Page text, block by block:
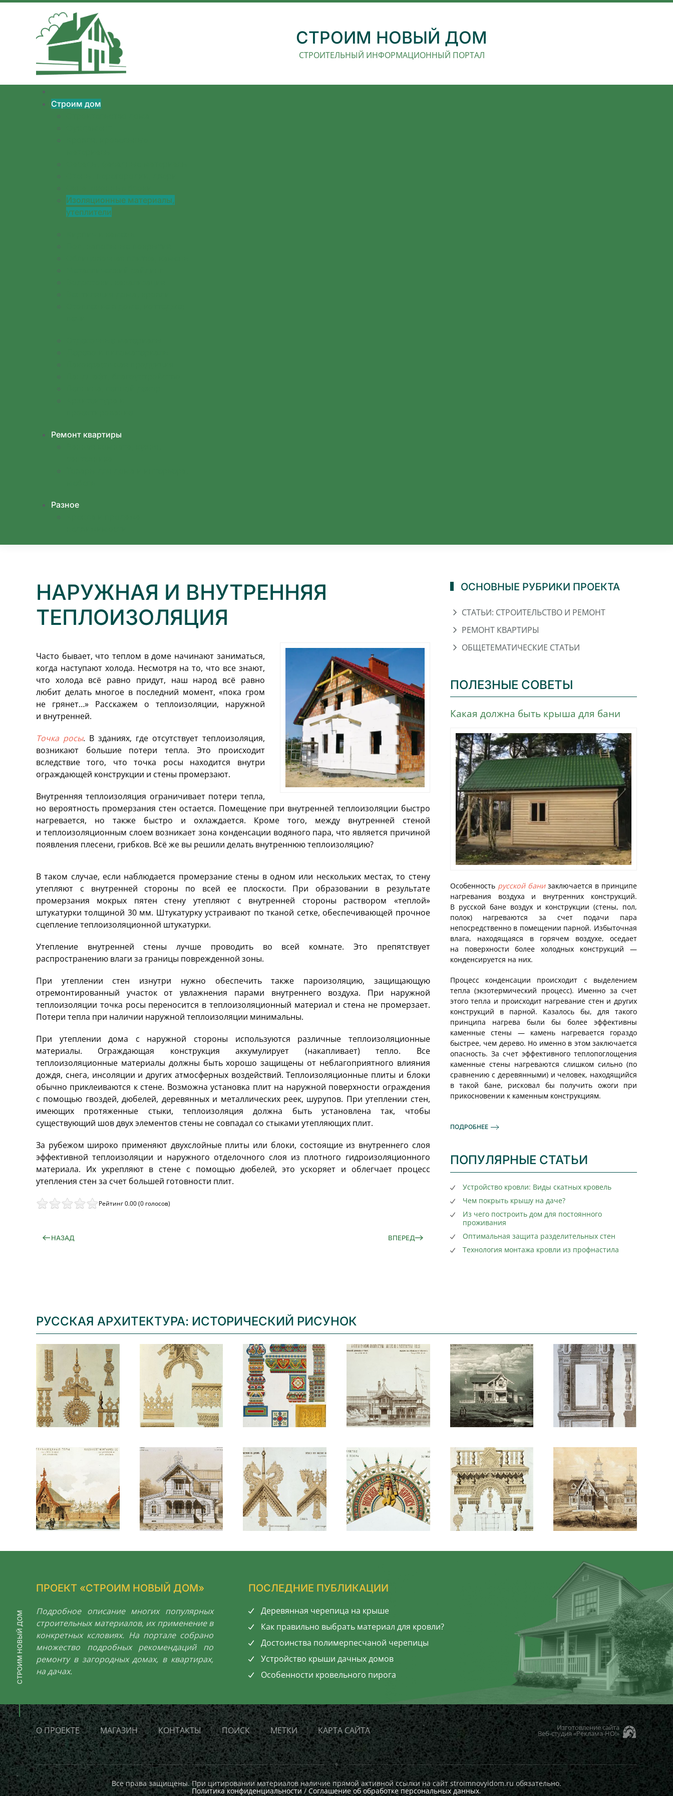
Перейти к содержимому СТРОИМ НОВЫЙ ДОМ
СТРОИТЕЛЬНЫЙ ИНФОРМАЦИОННЫЙ ПОРТАЛ
Строим дом
Изоляционные материалы,
утеплители
Ремонт квартиры
Разное
НАРУЖНАЯ И ВНУТРЕННЯЯ
ТЕПЛОИЗОЛЯЦИЯ
Часто бывает, что теплом в доме начинают заниматься,
когда наступают холода. Несмотря на то, что все знают,
что холода всё равно придут, наш народ всё равно
любит делать многое в последний момент, «пока гром
не грянет…» Расскажем о теплоизоляции, наружной
и внутренней.
Точка росы. В зданиях, где отсутствует теплоизоляция,
возникают большие потери тепла. Это происходит
вследствие того, что точка росы находится внутри
ограждающей конструкции и стены промерзают.
Внутренняя теплоизоляция ограничивает потери тепла,
но вероятность промерзания стен остается. Помещение при внутренней теплоизоляции быстро
нагревается, но также быстро и охлаждается. Кроме того, между внутренней стеной
и теплоизоляционным слоем возникает зона конденсации водяного пара, что является причиной
появления плесени, грибков. Всё же вы решили делать внутреннюю теплоизоляцию?
В таком случае, если наблюдается промерзание стены в одном или нескольких местах, то стену
утепляют с внутренней стороны по всей ее плоскости. При образовании в результате
промерзания мокрых пятен стену утепляют с внутренней стороны раствором «теплой»
штукатурки толщиной 30 мм. Штукатурку устраивают по тканой сетке, обеспечивающей прочное
сцепление теплоизоляционной штукатурки.
Утепление внутренней стены лучше проводить во всей комнате. Это препятствует
распространению влаги за границы поврежденной зоны.
При утеплении стен изнутри нужно обеспечить также пароизоляцию, защищающую
отремонтированный участок от увлажнения парами внутреннего воздуха. При наружной
теплоизоляции точка росы переносится в теплоизоляционный материал и стена не промерзает.
Потери тепла при наличии наружной теплоизоляции минимальны.
При утеплении дома с наружной стороны используются различные теплоизоляционные
материалы. Ограждающая конструкция аккумулирует (накапливает) тепло. Все
теплоизоляционные материалы должны быть хорошо защищены от неблагоприятного влияния
дождя, снега, инсоляции и других атмосферных воздействий. Теплоизоляционные плиты и блоки
обычно приклеиваются к стене. Возможна установка плит на наружной поверхности ограждения
с помощью гвоздей, дюбелей, деревянных и металлических реек, шурупов. При утеплении стен,
имеющих протяженные стыки, теплоизоляция должна быть установлена так, чтобы
существующий шов двух элементов стены не совпадал со стыками утепляющих плит.
За рубежом широко применяют двухслойные плиты или блоки, состоящие из внутреннего слоя
эффективной теплоизоляции и наружного отделочного слоя из плотного гидроизоляционного
материала. Их укрепляют в стене с помощью дюбелей, это ускоряет и облегчает процесс
утепления стен за счет большей готовности плит.
Рейтинг 0.00 (0 голосов)
НАЗАД ВПЕРЕД
ОСНОВНЫЕ РУБРИКИ ПРОЕКТА
СТАТЬИ: СТРОИТЕЛЬСТВО И РЕМОНТ
РЕМОНТ КВАРТИРЫ
ОБЩЕТЕМАТИЧЕСКИЕ СТАТЬИ
ПОЛЕЗНЫЕ СОВЕТЫ
Какая должна быть крыша для бани
Особенность русской банизаключается в принципе
нагревания воздуха и внутренних конструкций.
В русской бане воздух и конструкции (стены, пол,
полок) нагреваются за счет подачи пара
непосредственно в помещении парной. Избыточная
влага, находящаяся в горячем воздухе, оседает
на поверхности более холодных конструкций —
конденсируется на них.
Процесс конденсации происходит с выделением
тепла (экзотермический процесс). Именно за счет
этого тепла и происходит нагревание стен и других
конструкций в парной. Казалось бы, для такого
принципа нагрева были бы более эффективны
каменные стены — камень нагревается гораздо
быстрее, чем дерево. Но именно в этом заключается
опасность. За счет эффективного теплопоглощения
каменные стены нагреваются слишком сильно (по
сравнению с деревянными) и человек, находящийся
в такой бане, рисковал бы получить ожоги при
прикосновении к каменным конструкциям.
ПОДРОБНЕЕ
ПОПУЛЯРНЫЕ СТАТЬИ
Устройство кровли: Виды скатных кровель
Чем покрыть крышу на даче?
Из чего построить дом для постоянного
проживания
Оптимальная защита разделительных стен
Технология монтажа кровли из профнастила
РУССКАЯ АРХИТЕКТУРА: ИСТОРИЧЕСКИЙ РИСУНОК
ПРОЕКТ «СТРОИМ НОВЫЙ ДОМ»
Подробное описание многих популярных
строительных материалов, их применение в
конкретных ксловиях. На портале собрано
множество подробных рекомендаций по
ремонту в загородных домах, в квартирах,
на дачах.
ПОСЛЕДНИЕ ПУБЛИКАЦИИ
Деревянная черепица на крыше
Как правильно выбрать материал для кровли?
Достоинства полимерпесчаной черепицы
Устройство крыши дачных домов
Особенности кровельного пирога
СТРОИМ НОВЫЙ ДОМ
О ПРОЕКТЕ МАГАЗИН КОНТАКТЫ ПОИСК МЕТКИ КАРТА САЙТА Изготовление сайта
Веб-студия «Реклама-НО!»
Все права защищены. При цитировании материалов наличие прямой активной ссылки на сайт stroimnovyidom.ru обязательно.
Политика конфиденциальности/Соглашение об обработке персональных данных.